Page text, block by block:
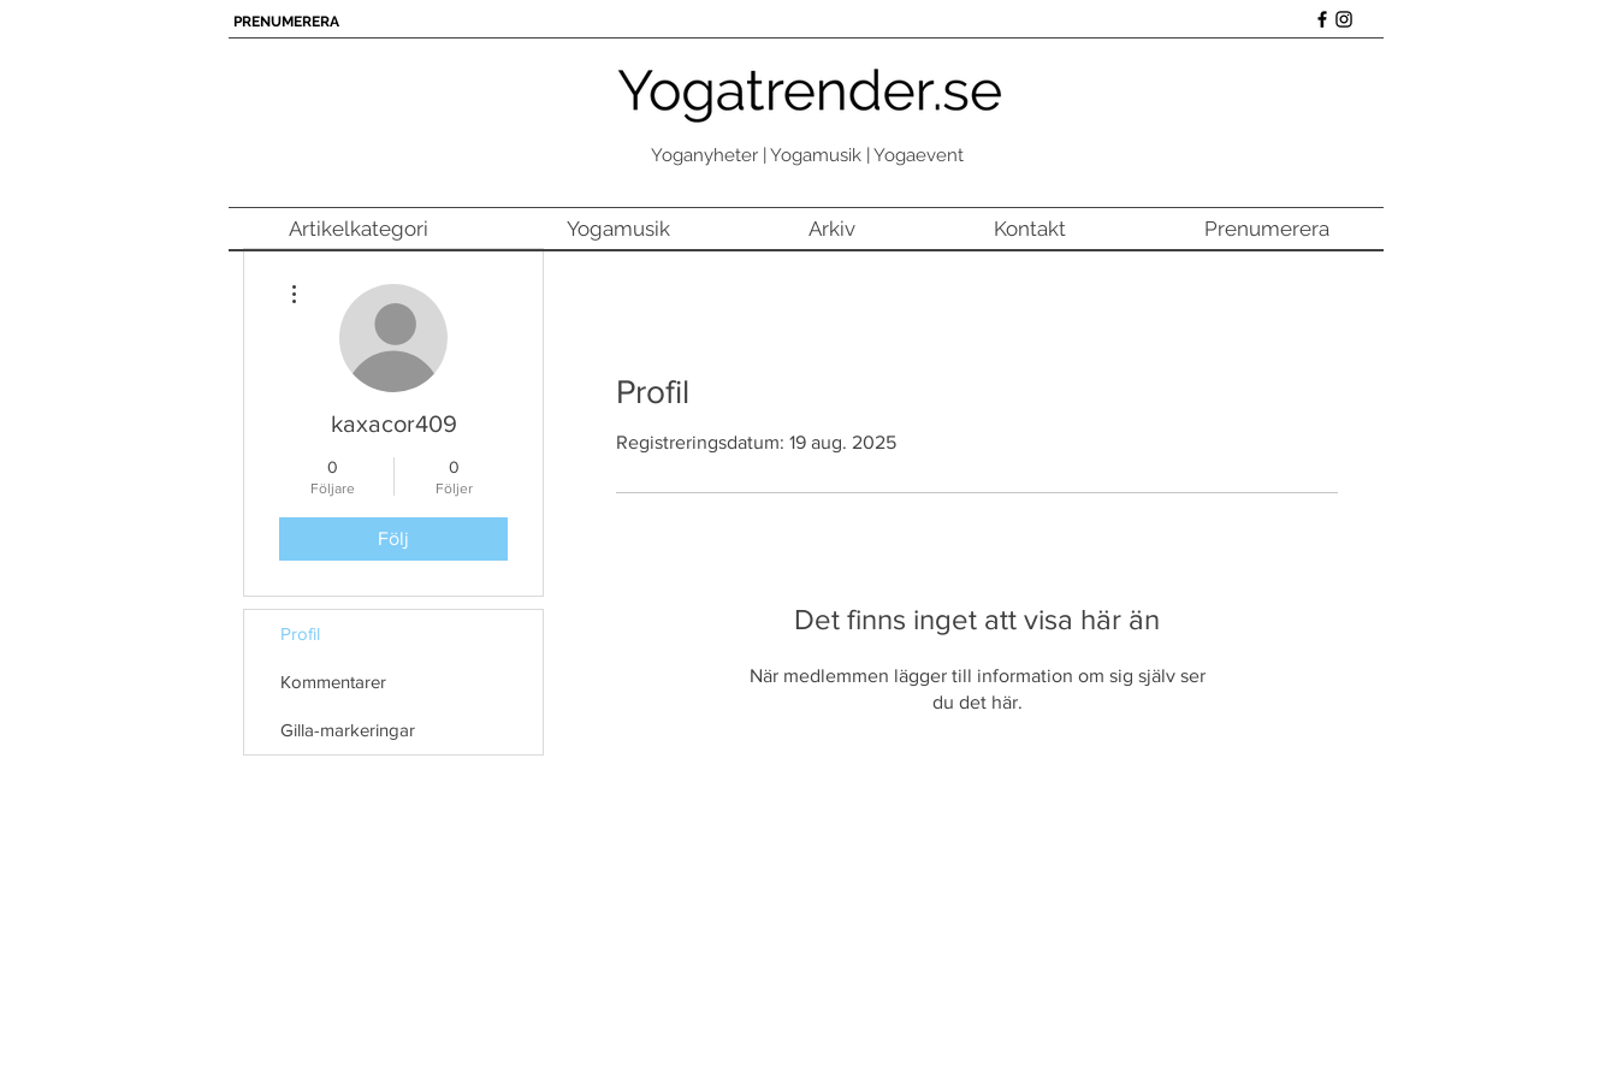
PRENUMERERA
Yoganyheter | Yogamusik | Yogaevent
Artikelkategori Yogamusik Arkiv Kontakt Prenumerera
Profil
Registreringsdatum: 19 aug. 2025
Det finns inget att visa här än
När medlemmen lägger till information om sig själv ser
du det här.
kaxacor409
0
Följare
0
Följer
Följ
Profil
Kommentarer
Gilla-markeringar